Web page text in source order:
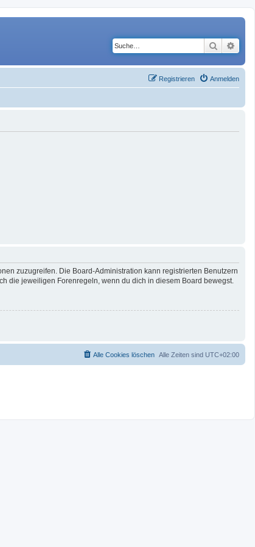
Suche
Anmelden
Registrieren
zuzugreifen. Die Board-Administration kann registrierten Benutzern
die jeweiligen Forenregeln, wenn du dich in diesem Board bewegst.
Alle Zeiten sind UTC+02:00
Alle Cookies löschen